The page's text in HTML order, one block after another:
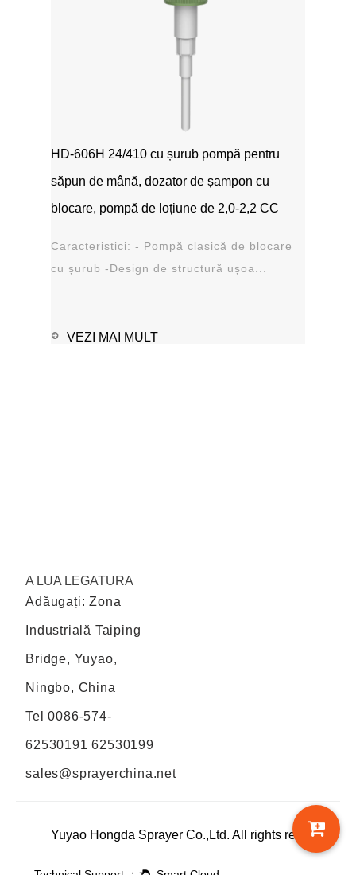
HD-606H 24/410 cu șurub pompă pentru
săpun de mână, dozator de șampon cu
blocare, pompă de loțiune de 2,0-2,2 CC
Caracteristici: - Pompă clasică de blocare
cu șurub -Design de structură ușoa...
VEZI MAI MULT
A LUA LEGATURA
Adăugați: Zona
Industrială Taiping
Bridge, Yuyao,
Ningbo, China
Tel 0086-574-
62530191 62530199
sales@sprayerchina.net
Yuyao Hongda Sprayer Co.,Ltd. All rights reserved